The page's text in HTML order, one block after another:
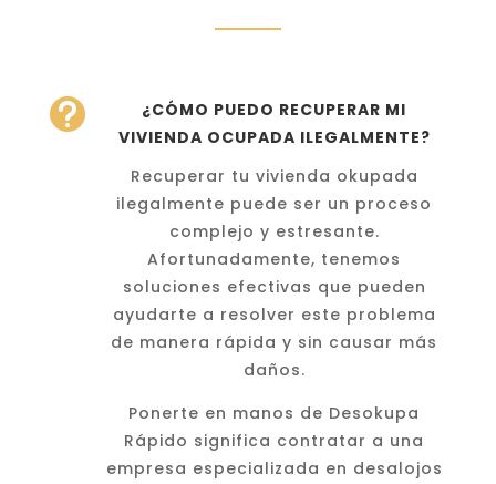

¿CÓMO PUEDO RECUPERAR MI
VIVIENDA OCUPADA ILEGALMENTE?
Recuperar tu vivienda okupada
ilegalmente puede ser un proceso
complejo y estresante.
Afortunadamente, tenemos
soluciones efectivas que pueden
ayudarte a resolver este problema
de manera rápida y sin causar más
daños.
Ponerte en manos de Desokupa
Rápido significa contratar a una
empresa especializada en desalojos